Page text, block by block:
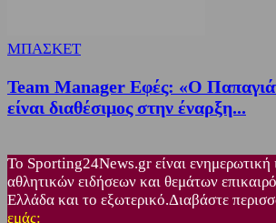
ΜΠΑΣΚΕΤ
Team Manager Εφές: «Ο
είναι διαθέσιμος στην έναρξη...
Το Sporting24News.gr είναι ενημερωτική
αθλητικών ειδήσεων και θεμάτων
Ελλάδα και το εξωτερικό.Διαβάστε
εμάς: